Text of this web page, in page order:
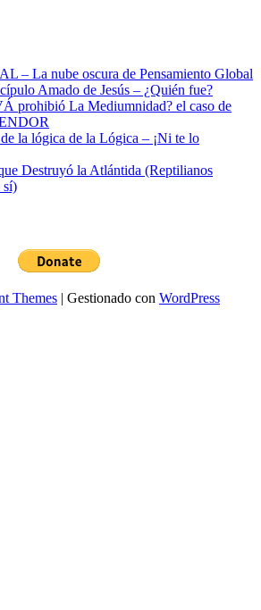
– La nube oscura de Pensamiento Global
Amado de Jesús – ¿Quién fue?
prohibió La Mediumnidad? el caso de
la lógica de la Lógica – ¡Ni te lo
Destruyó la Atlántida (Reptilianos
sí)
Themes | Gestionado con WordPress